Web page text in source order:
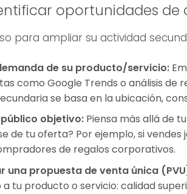
oportunidades
para ampliar su actividad
de su producto/servicio:
como Google Trends o análisis de
se basa en la ubicación,
objetivo:Piensa más allá de
de tu oferta? Por ejemplo, si
de regalos corporativos.
una propuesta de venta única
a tu producto o servicio: calidad